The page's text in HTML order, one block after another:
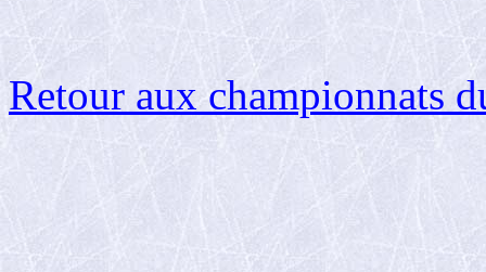
Retour aux championnats